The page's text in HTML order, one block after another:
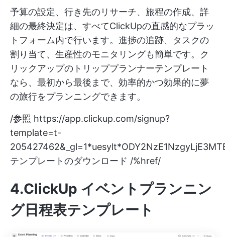
予算の設定、行き先のリサーチ、旅程の作成、詳
細の最終決定は、すべてClickUpの直感的なプラッ
トフォーム内で行います。進捗の追跡、タスクの
割り当て、生産性のモニタリングも簡単です。ク
リックアップのトリッププランナーテンプレート
なら、最初から最後まで、効率的かつ効果的に夢
の旅行をプランニングできます。
/参照 https://app.clickup.com/signup?
template=t-
テンプレートのダウンロード /%href/
4.ClickUp イベントプランニン
グ日程表テンプレート